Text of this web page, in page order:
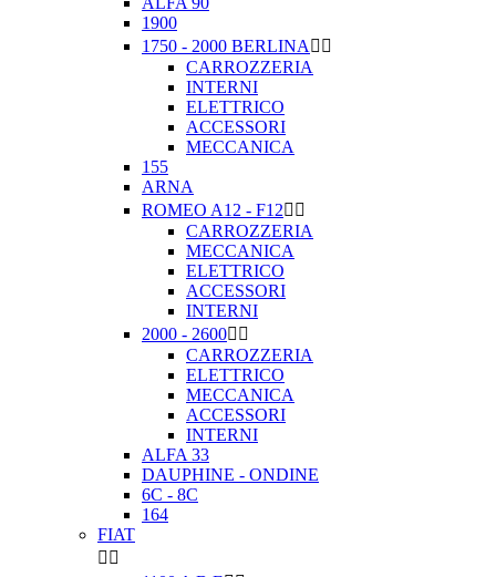
1900
1750 - 2000 BERLINA  
CARROZZERIA
INTERNI
ELETTRICO
ACCESSORI
MECCANICA
155
ARNA
ROMEO A12 - F12 
CARROZZERIA
MECCANICA
ELETTRICO
ACCESSORI
INTERNI
2000 - 2600 
CARROZZERIA
ELETTRICO
MECCANICA
ACCESSORI
INTERNI
ALFA 33
DAUPHINE - ONDINE
6C - 8C
164
FIAT
 